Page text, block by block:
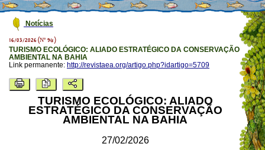
Notícias
16/03/2026 (Nº 94)
TURISMO ECOLÓGICO: ALIADO ESTRATÉGICO DA CONSERVAÇÃO
AMBIENTAL NA BAHIA
Link permanente: http://revistaea.org/artigo.php?idartigo=5709
TURISMO ECOLÓGICO: ALIADO
ESTRATÉGICO DA CONSERVAÇÃO
AMBIENTAL NA BAHIA
27/02/2026